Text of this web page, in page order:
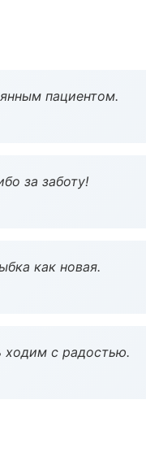
пациентом.
за заботу!
как новая.
ходим с радостью.